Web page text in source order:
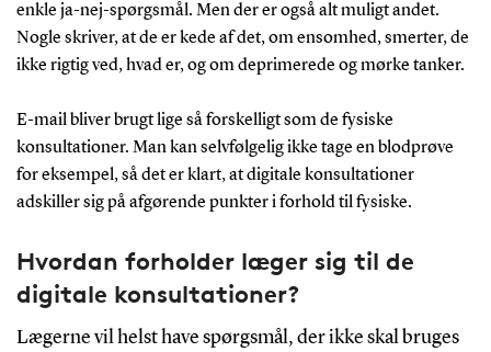
enkle ja-nej-spørgsmål. Men der er også alt muligt andet.
Nogle skriver, at de er kede af det, om ensomhed, smerter, de
ikke rigtig ved, hvad er, og om deprimerede og mørke tanker.
E-mail bliver brugt lige så forskelligt som de fysiske
konsultationer. Man kan selvfølgelig ikke tage en blodprøve
for eksempel, så det er klart, at digitale konsultationer
adskiller sig på afgørende punkter i forhold til fysiske.
Hvordan forholder læger sig til de
digitale konsultationer?
Lægerne vil helst have spørgsmål, der ikke skal bruges